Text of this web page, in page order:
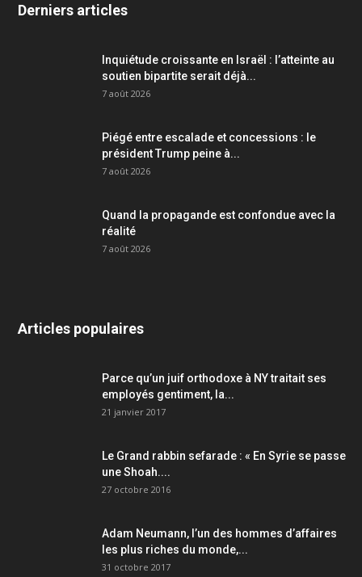
Derniers articles
Inquiétude croissante en Israël : l’atteinte au
soutien bipartite serait déjà...
7 août 2026
Piégé entre escalade et concessions : le
président Trump peine à...
7 août 2026
Quand la propagande est confondue avec la
réalité
7 août 2026
Articles populaires
Parce qu’un juif orthodoxe à NY traitait ses
employés gentiment, la...
21 janvier 2017
Le Grand rabbin sefarade : « En Syrie se passe
une Shoah....
27 octobre 2016
Adam Neumann, l’un des hommes d’affaires
les plus riches du monde,...
31 octobre 2017